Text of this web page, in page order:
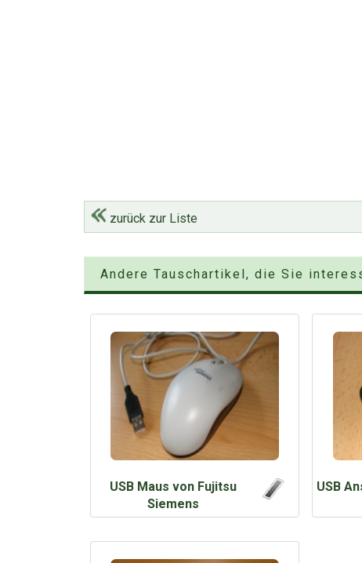
zurück zur Liste
Andere Tauschartikel, die Sie
USB Maus von Fujitsu
Siemens
USB